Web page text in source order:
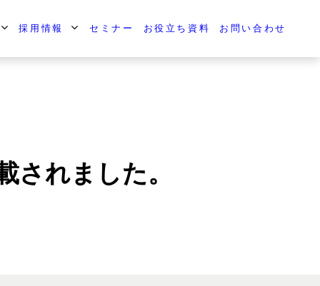
採用情報 セミナー お役立ち資料 お問い合わせ
されました。